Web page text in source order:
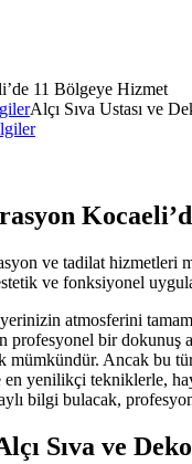
11 Bölgeye Hizmet
Alçı Sıva Ustası ve
ve tadilat
ve fonksiyonel
atmosferini
bir dokunuş
mümkündür. Ancak bu
yenilikçi tekniklerle,
bilgi bulacak,
Sıva ve